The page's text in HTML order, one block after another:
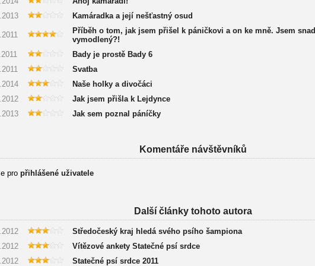
Kamáradka a její nešťastný osud
Příběh o tom, jak jsem přišel k páničkovi a on ke mně. Jsem snad
vymodlený?!
Bady je prostě Bady 6
Svatba
Naše holky a divočáci
Jak jsem přišla k Lejdynce
Jak sem poznal páníčky
Komentáře návštěvníků
pro přihlášené uživatele
Další články tohoto autora
Středočeský kraj hledá svého psího šampiona
Vítězové ankety Statečné psí srdce
Statečné psí srdce 2011